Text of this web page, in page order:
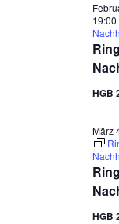
19:00
HGB
März
HGB